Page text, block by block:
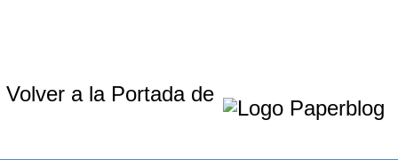
Volver a la Portada de